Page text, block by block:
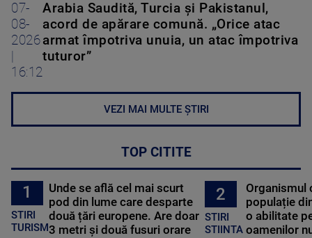
07-
08-
2026
16:12
Arabia Saudită, Turcia și Pakistanul,
acord de apărare comună. „Orice atac
armat împotriva unuia, un atac împotriva
tuturor”
VEZI MAI MULTE ȘTIRI
TOP CITITE
1
STIRI
TURISM
Unde se află cel mai scurt
pod din lume care desparte
două țări europene. Are doar
3 metri și două fusuri orare
2
STIRI
STIINTA
Organismul
populație
o abilitate
oamenilor